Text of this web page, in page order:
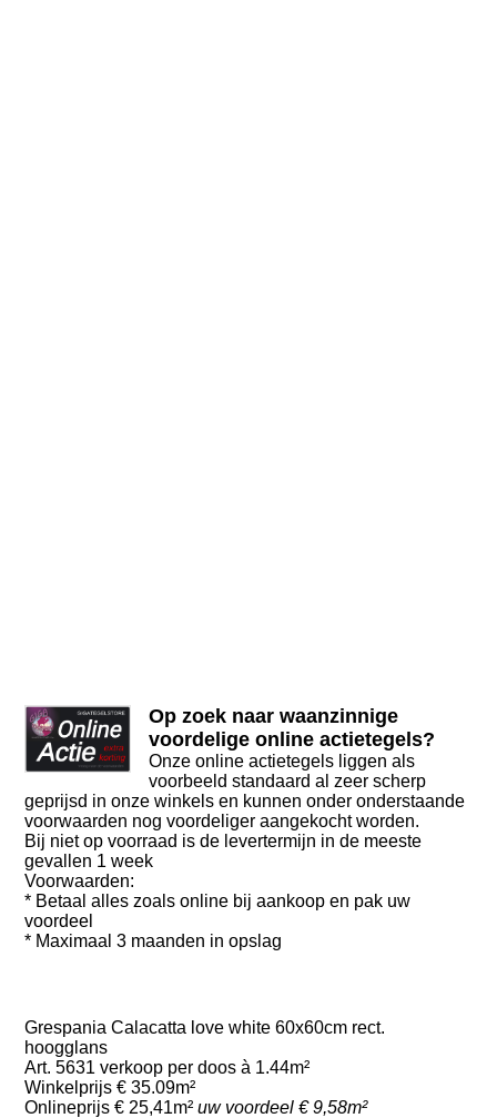
Op zoek naar waanzinnige
voordelige online actietegels?
Onze online actietegels liggen als
voorbeeld standaard al zeer scherp
geprijsd in onze winkels en kunnen onder onderstaande
voorwaarden nog voordeliger aangekocht worden.
Bij niet op voorraad is de levertermijn in de meeste
gevallen 1 week
Voorwaarden:
* Betaal alles zoals online bij aankoop en pak uw
voordeel
* Maximaal 3 maanden in opslag
Grespania Calacatta love white 60x60cm rect.
hoogglans
Art. 5631 verkoop per doos à 1.44m²
Winkelprijs € 35.09m²
Onlineprijs € 25,41m²uw voordeel € 9,58m²